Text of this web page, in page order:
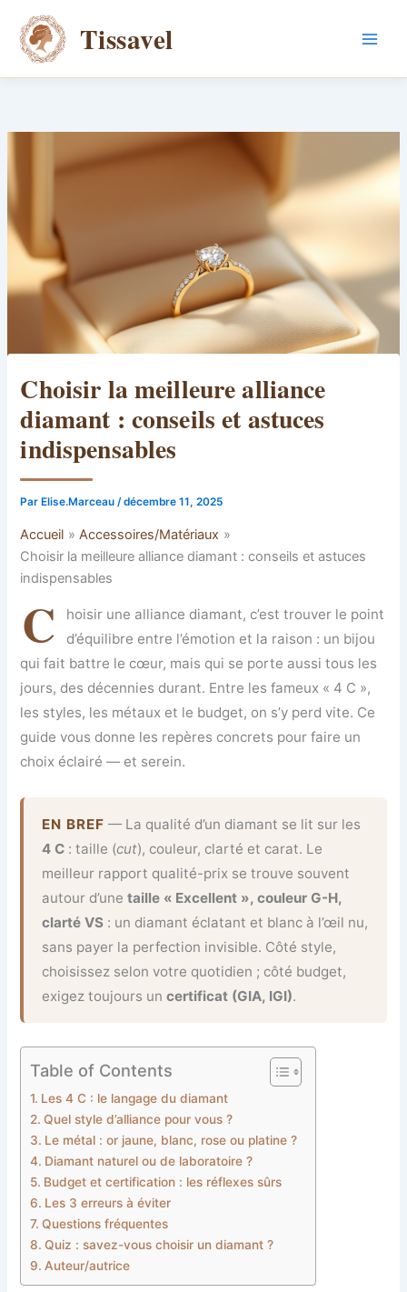
contenu
Tissavel
Choisir la meilleure alliance
diamant : conseils et astuces
indispensables
ParElise.Marceau /décembre 11, 2025
Accueil
Accessoires/Matériaux
Choisir la meilleure alliance diamant : conseils et astuces
indispensables
C
hoisir une alliance diamant, c’est trouver le point
d’équilibre entre l’émotion et la raison : un bijou
qui fait battre le cœur, mais qui se porte aussi tous les
jours, des décennies durant. Entre les fameux « 4 C »,
les styles, les métaux et le budget, on s’y perd vite. Ce
guide vous donne les repères concrets pour faire un
choix éclairé — et serein.
EN BREF — La qualité d’un diamant se lit sur les
4 C : taille (cut), couleur, clarté et carat. Le
meilleur rapport qualité-prix se trouve souvent
autour d’unetaille « Excellent », couleur G-H,
clarté VS : un diamant éclatant et blanc à l’œil nu,
sans payer la perfection invisible. Côté style,
choisissez selon votre quotidien ; côté budget,
exigez toujours uncertificat (GIA, IGI).
Table of Contents
Les 4 C : le langage du diamant
Quel style d’alliance pour vous ?
Le métal : or jaune, blanc, rose ou platine ?
Diamant naturel ou de laboratoire ?
Budget et certification : les réflexes sûrs
Les 3 erreurs à éviter
Questions fréquentes
Quiz : savez-vous choisir un diamant ?
Auteur/autrice